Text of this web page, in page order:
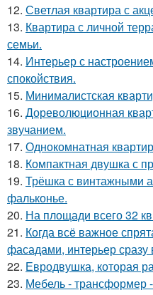
12. Светлая квартира с
13. Квартира с личной
семьи.
14. Интерьер с
спокойствия.
15. Минималистская
16. Дореволюционная
звучанием.
17. Однокомнатная
18. Компактная двушка с
19. Трёшка с винтажными
фальконье.
20. На площади всего 32
21. Когда всё важное
фасадами, интерьер
22. Евродвушка, которая
23. Мебель - трансформер